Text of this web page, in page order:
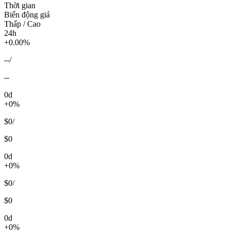
Thời gian
Biến động giá
Thấp / Cao
24h
+0.00%
--/
--
0d
+0%
$0/
$0
0d
+0%
$0/
$0
0d
+0%